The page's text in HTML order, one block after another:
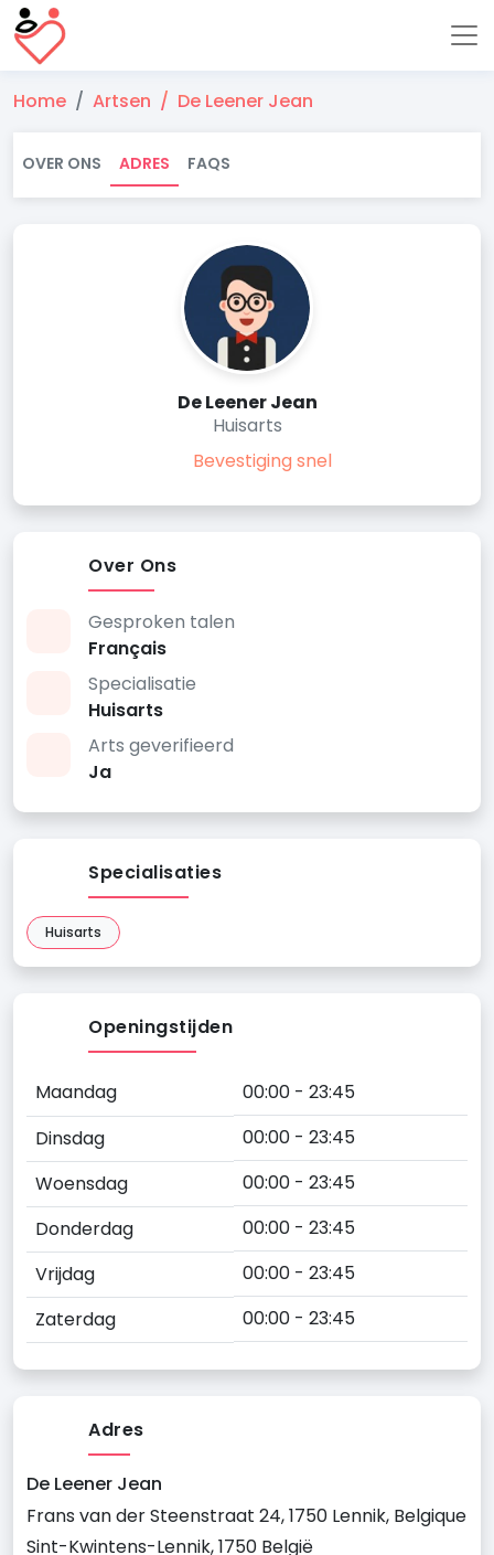
Home Artsen De Leener Jean
OVER ONS ADRES FAQS
De Leener Jean
Huisarts
Bevestiging snel
Over Ons
Gesproken talen
Français
Specialisatie
Huisarts
Arts geverifieerd
Ja
Specialisaties
Huisarts
Openingstijden
Maandag
00:00 - 23:45
Dinsdag
00:00 - 23:45
Woensdag
00:00 - 23:45
Donderdag
00:00 - 23:45
Vrijdag
00:00 - 23:45
Zaterdag
00:00 - 23:45
Adres
De Leener Jean
Frans van der Steenstraat 24, 1750 Lennik, Belgique
Sint-Kwintens-Lennik, 1750 België